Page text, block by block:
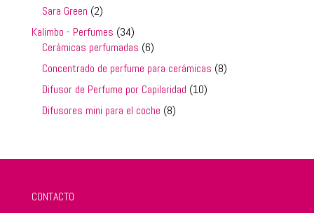
Sara Green 22
productos
Kalimbo - Perfumes 3434
productos
Cerámicas perfumadas 66
productos
Concentrado de perfume para cerámicas 88
Difusor de Perfume por Capilaridad 1010
Difusores mini para el coche 88
CONTACTO